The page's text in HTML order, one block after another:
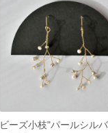
ビーズ小枝"パールシル